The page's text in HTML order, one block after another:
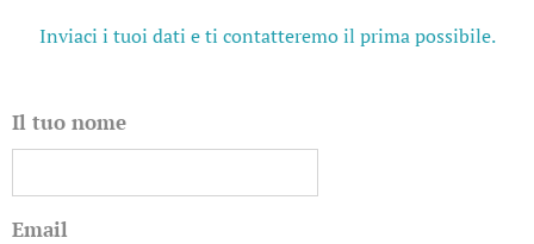
Inviaci i tuoi dati e ti contatteremo il prima possibile.
Il tuo nome
Email